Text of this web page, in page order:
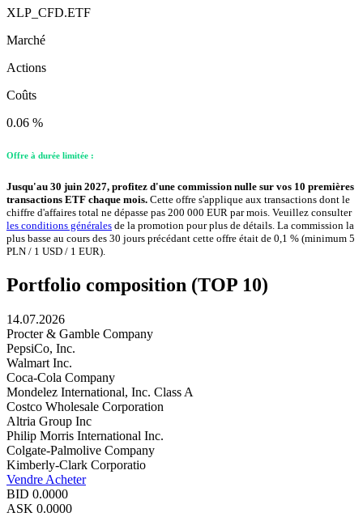
XLP_CFD.ETF
Marché
Actions
Coûts
0.06 %
Offre à durée limitée :
Jusqu'au 30 juin 2027, profitez d'une commission nulle sur vos 10 premières
transactions ETF chaque mois. Cette offre s'applique aux transactions dont le
chiffre d'affaires total ne dépasse pas 200 000 EUR par mois. Veuillez consulter
les conditions générales de la promotion pour plus de détails. La commission la
plus basse au cours des 30 jours précédant cette offre était de 0,1 % (minimum 5
PLN / 1 USD / 1 EUR).
Portfolio composition (TOP 10)
14.07.2026
Procter & Gamble Company
PepsiCo, Inc.
Walmart Inc.
Coca-Cola Company
Mondelez International, Inc. Class A
Costco Wholesale Corporation
Altria Group Inc
Philip Morris International Inc.
Colgate-Palmolive Company
Kimberly-Clark Corporatio
Vendre Acheter
BID 0.0000
ASK 0.0000